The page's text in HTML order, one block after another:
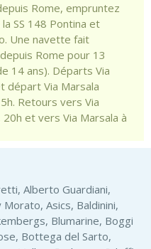
Rome, empruntez
SS 148 Pontina et
Une navette fait
Rome pour 13
14 ans). Départs Via
départ Via Marsala
Retours vers Via
et vers Via Marsala à
Alberto Guardiani,
Asics, Baldinini,
Blumarine, Boggi
Bottega del Sarto,